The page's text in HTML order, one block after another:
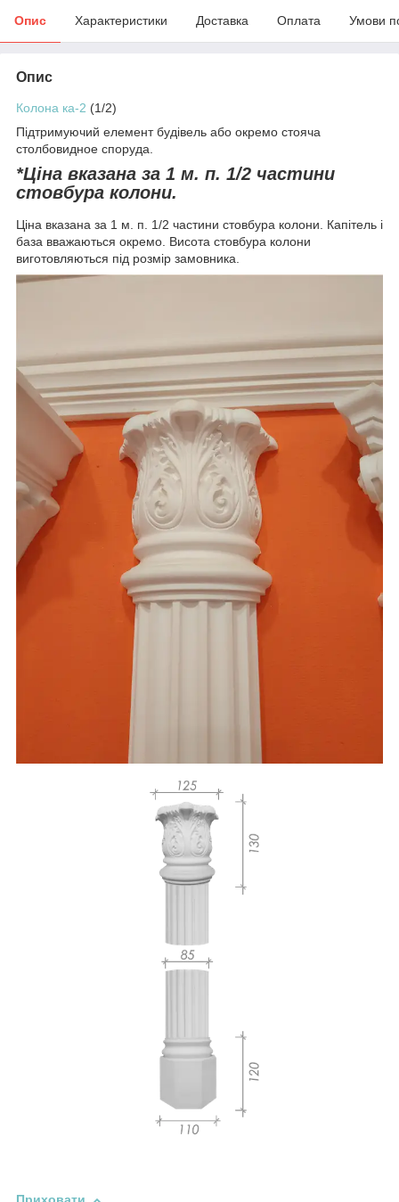
Опис Характеристики Доставка Оплата Умови
Опис
Колона ка-2 (1/2)
Підтримуючий елемент будівель або окремо стояча
столбовидное споруда.
*Ціна вказана за 1 м. п. 1/2 частини
стовбура колони.
Ціна вказана за 1 м. п. 1/2 частини стовбура колони. Капітель і
база вважаються окремо. Висота стовбура колони
виготовляються під розмір замовника.